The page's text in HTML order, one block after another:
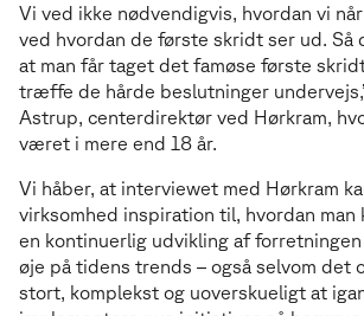
Vi ved ikke nødvendigvis, hvordan vi
ved hvordan de første skridt ser ud. Så
at man får taget det famøse første
træffe de hårde beslutninger
Astrup, centerdirektør ved Hørkram,
været i mere end 18 år.
Vi håber, at interviewet med Hørkram
virksomhed inspiration til, hvordan man
en kontinuerlig udvikling af
øje på tidens trends – også selvom det
stort, komplekst og uoverskueligt at